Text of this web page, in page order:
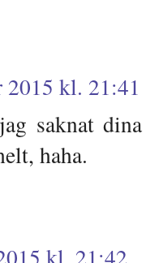
2015 kl. 21:41
saknat
haha.